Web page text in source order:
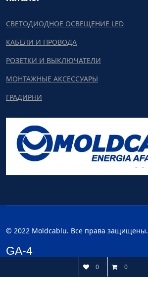
СВЕТОДИОДНОЕ ОСВЕЩЕНИЕ LED
КАБЕЛИ И ПРОВОДА
РОЗЕТКИ И ВЫКЛЮЧАТЕЛИ
МОНТАЖНЫЕ АКСЕССУАРЫ
ГРАДИРНИ
© 2022 Moldcablu. Все права защищены.
GA-4
0 0